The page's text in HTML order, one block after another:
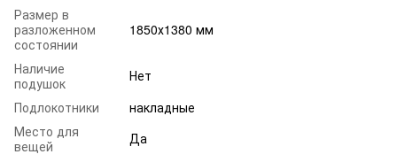
Размер в
разложенном
состоянии
1850х1380 мм
Наличие
подушок
Нет
Подлокотники
накладные
Место для
вещей
Да